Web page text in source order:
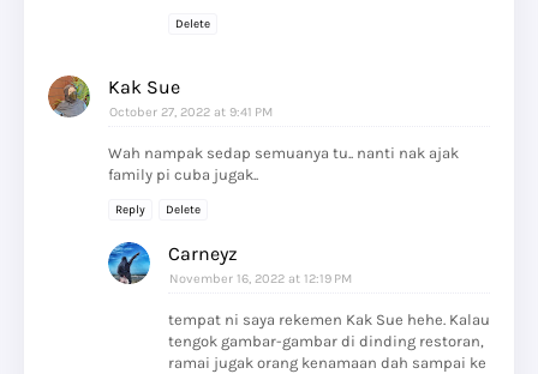
Delete
Kak Sue
October 27, 2022 at 9:41 PM
Wah nampak sedap semuanya tu.. nanti nak ajak
family pi cuba jugak..
Reply Delete
Carneyz
November 16, 2022 at 12:19 PM
tempat ni saya rekemen Kak Sue hehe. Kalau
tengok gambar-gambar di dinding restoran,
ramai jugak orang kenamaan dah sampai ke